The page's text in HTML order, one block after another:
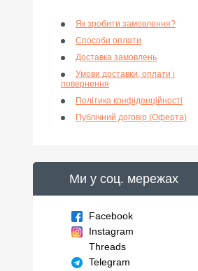
Як зробити замовлення?
Способи оплати
Доставка замовлень
Умови доставки, оплати і
повернення
Політика конфіденційності
Публічний договір (Оферта)
Ми у соц. мережах
Facebook
Instagram
Threads
Telegram